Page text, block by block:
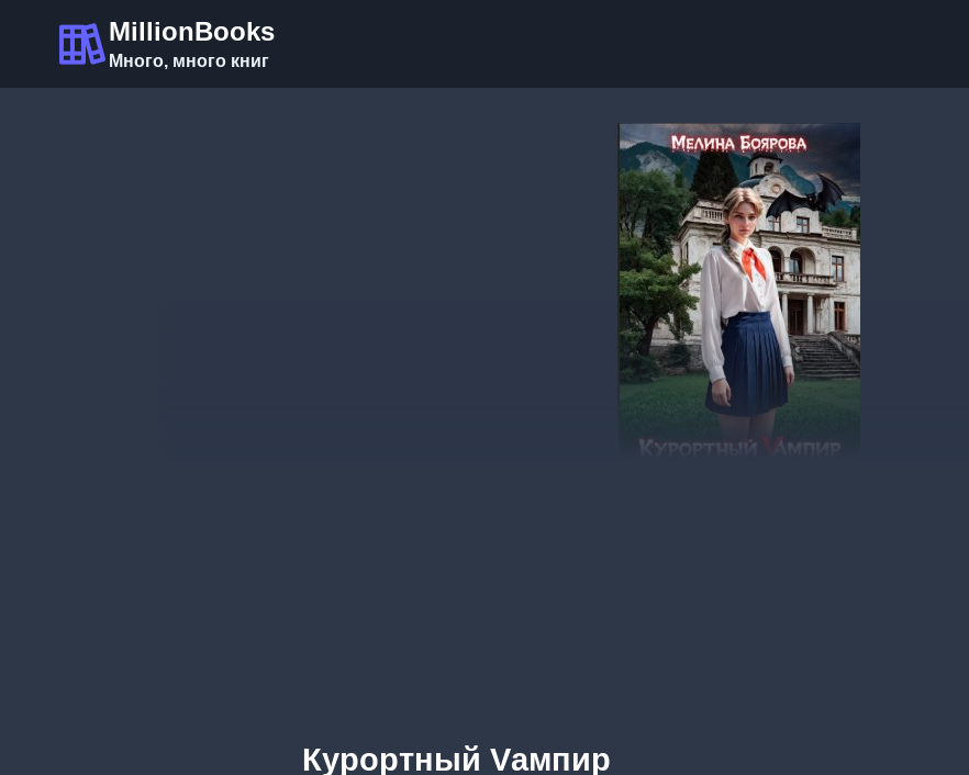
содержимому
MillionBooks
Много, много книг
Курортный Vампир